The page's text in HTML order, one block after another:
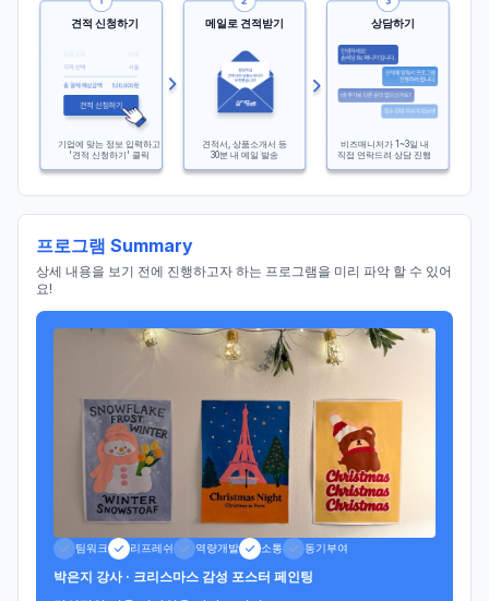
견적 신청하기
기업에 맞는 정보 입력하고
'견적 신청하기' 클릭
메일로 견적받기
견적서, 상품소개서 등
30분 내 메일 발송
상담하기
비즈매니저가 1~3일 내
직접 연락드려 상담 진행
프로그램 Summary
상세 내용을 보기 전에 진행하고자 하는 프로그램을 미리 파악 할 수 있어
요!
팀워크 리프레쉬 역량개발 소통 동기부여
박은지 강사 · 크리스마스 감성 포스터 페인팅